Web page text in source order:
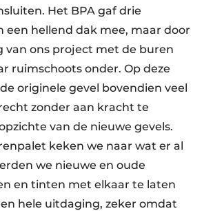
Het BPA gaf drie
een hellend dak mee, maar door
van ons project met de buren
ruimschoots onder. Op deze
originele gevel bovendien veel
zonder aan kracht te
van de nieuwe gevels.
keken we naar wat er al
we nieuwe en oude
en tinten met elkaar te laten
hele uitdaging, zeker omdat